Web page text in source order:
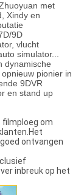
met
Xindy en
9D
vlucht
simulator...
dynamische
pionier in
9DVR
en stand up
filmploeg om
ontvangen
inbreuk op het